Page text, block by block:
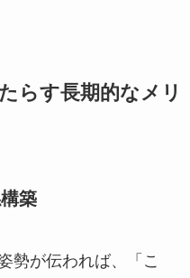
らす長期的なメリ
築
勢が伝われば、「こ